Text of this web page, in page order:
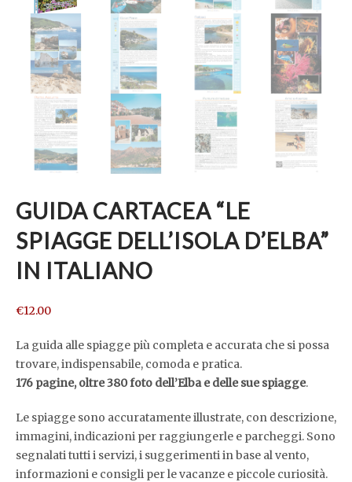
GUIDA CARTACEA “LE
SPIAGGE DELL’ISOLA D’ELBA”
IN ITALIANO
€12.00
La guida alle spiagge più completa e accurata che si possa
trovare, indispensabile, comoda e pratica.
176 pagine, oltre 380 foto dell’Elba e delle sue spiagge.
Le spiagge sono accuratamente illustrate, con descrizione,
immagini, indicazioni per raggiungerle e parcheggi. Sono
segnalati tutti i servizi, i suggerimenti in base al vento,
informazioni e consigli per le vacanze e piccole curiosità.